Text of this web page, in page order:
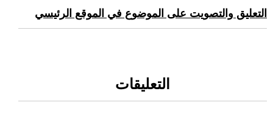
التعليق والتصويت على الموضوع في الموقع الرئيسي
التعليقات